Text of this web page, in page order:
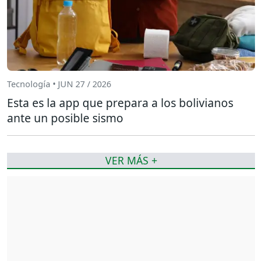
Tecnología • JUN 27 / 2026
Esta es la app que prepara a los bolivianos
ante un posible sismo
VER MÁS +